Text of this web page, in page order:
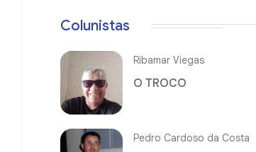
Colunistas
Ribamar Viegas
O TROCO
Pedro Cardoso da Costa